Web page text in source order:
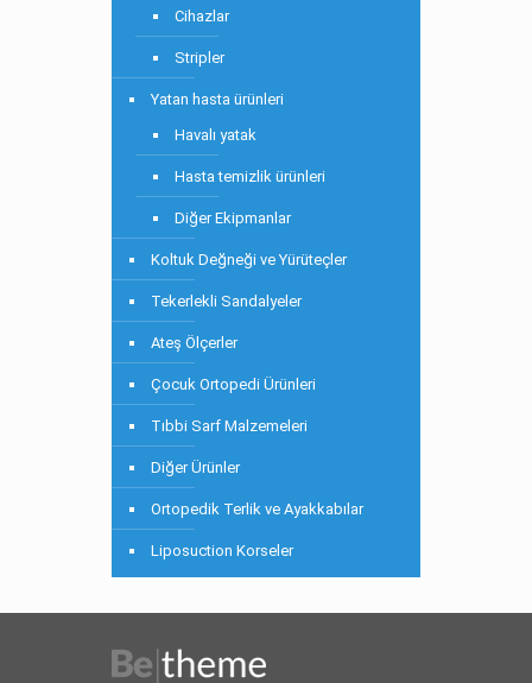
Cihazlar
Stripler
Yatan hasta ürünleri
Havalı yatak
Hasta temizlik ürünleri
Diğer Ekipmanlar
Koltuk Değneği ve Yürüteçler
Tekerlekli Sandalyeler
Ateş Ölçerler
Çocuk Ortopedi Ürünleri
Tıbbi Sarf Malzemeleri
Diğer Ürünler
Ortopedik Terlik ve Ayakkabılar
Liposuction Korseler